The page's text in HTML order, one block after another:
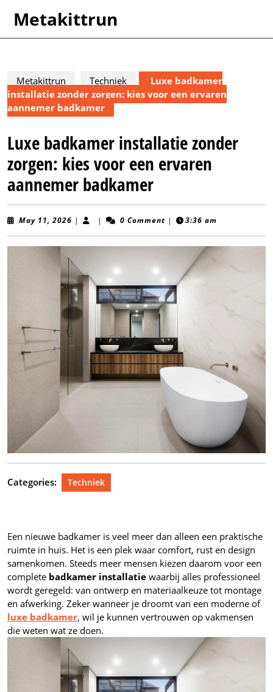
Metakittrun
Metakittrun Techniek
Luxe badkamer
installatie zonder zorgen: kies voor een ervaren
aannemer badkamer
Luxe badkamer installatie zonder
zorgen: kies voor een ervaren
aannemer badkamer
May 11, 2026 May
| | 0 Comment | 3:36 am
Categories: Techniek
Een nieuwe badkamer is veel meer dan alleen een praktische
ruimte in huis. Het is een plek waar comfort, rust en design
samenkomen. Steeds meer mensen kiezen daarom voor een
complete badkamer installatie waarbij alles professioneel
wordt geregeld: van ontwerp en materiaalkeuze tot montage
en afwerking. Zeker wanneer je droomt van een moderne of
luxe badkamer, wil je kunnen vertrouwen op vakmensen
die weten wat ze doen.